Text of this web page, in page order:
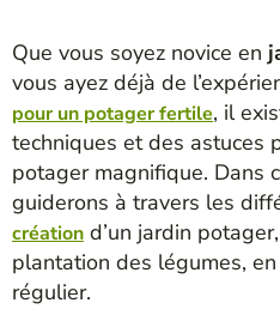
Que vous soyez novice en
vous ayez déjà de
pour un potager fertile, il
techniques et des astuces
potager magnifique. Dans
guiderons à travers les
création d’un jardin
plantation des légumes,
régulier.